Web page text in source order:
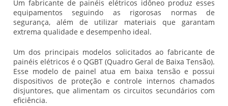
Um fabricante de painéis elétricos idôneo produz esses
equipamentos seguindo as rigorosas normas de
segurança, além de utilizar materiais que garantam
extrema qualidade e desempenho ideal.
Um dos principais modelos solicitados ao fabricante de
painéis elétricos é o QGBT (Quadro Geral de Baixa Tensão).
Esse modelo de painel atua em baixa tensão e possui
dispositivos de proteção e controle internos chamados
disjuntores, que alimentam os circuitos secundários com
eficiência.